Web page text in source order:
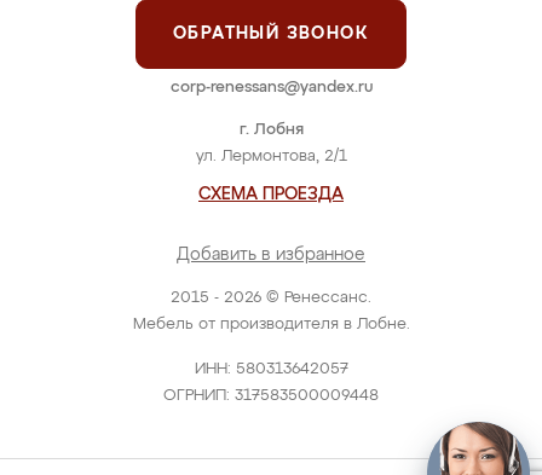
2015 - 2026 © Ренессанс.
Мебель от производителя в Лобне.
ИНН: 580313642057
ОГРНИП: 317583500009448
г. Лобня
ул. Лермонтова, 2/1
СХЕМА ПРОЕЗДА
Добавить в избранное
ОБРАТНЫЙ ЗВОНОК
corp-renessans@yandex.ru